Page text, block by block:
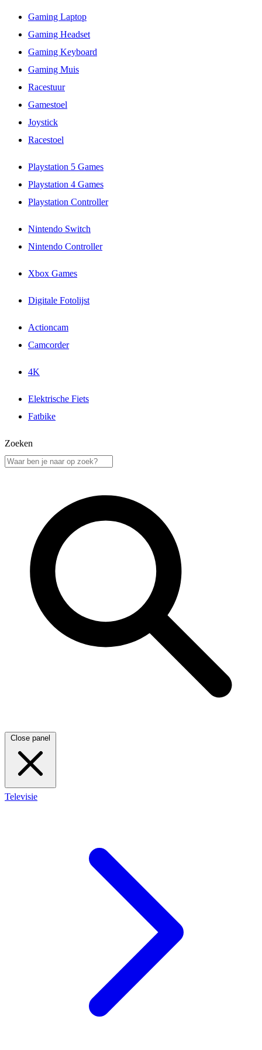
Gaming Laptop
Gaming Headset
Gaming Keyboard
Gaming Muis
Racestuur
Gamestoel
Joystick
Racestoel
Playstation 5 Games
Playstation 4 Games
Playstation Controller
Nintendo Switch
Nintendo Controller
Xbox Games
Digitale Fotolijst
Actioncam
Camcorder
4K
Elektrische Fiets
Fatbike
Zoeken
Close panel
Televisie